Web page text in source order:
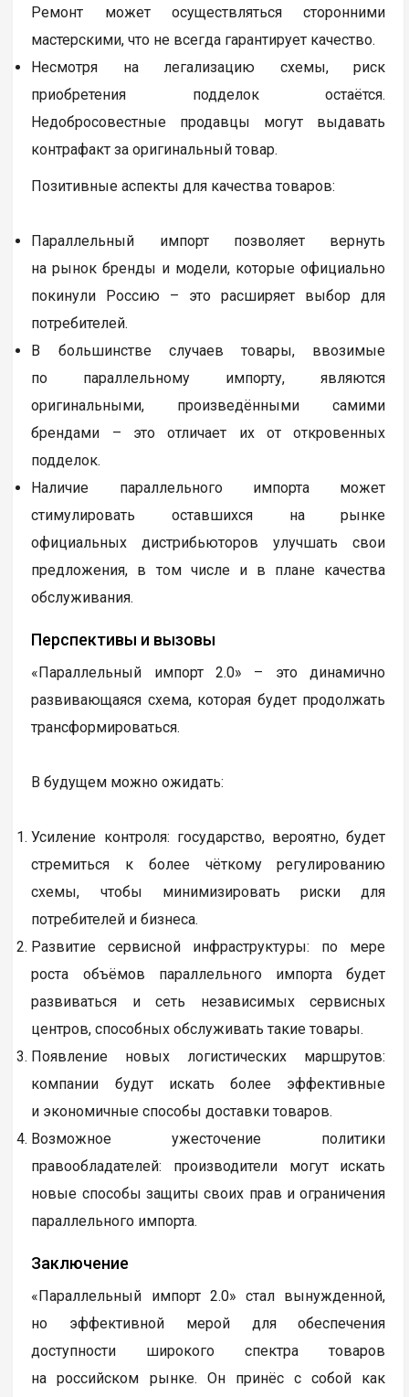
Ремонт может осуществляться сторонними
мастерскими, что не всегда гарантирует качество.
Несмотря на легализацию схемы, риск
приобретения подделок остаётся.
Недобросовестные продавцы могут выдавать
контрафакт за оригинальный товар.
Позитивные аспекты для качества товаров:
Параллельный импорт позволяет вернуть
на рынок бренды и модели, которые официально
покинули Россию – это расширяет выбор для
потребителей.
В большинстве случаев товары, ввозимые
по параллельному импорту, являются
оригинальными, произведёнными самими
брендами – это отличает их от откровенных
подделок.
Наличие параллельного импорта может
стимулировать оставшихся на рынке
официальных дистрибьюторов улучшать свои
предложения, в том числе и в плане качества
обслуживания.
Перспективы и вызовы
«Параллельный импорт 2.0» – это динамично
развивающаяся схема, которая будет продолжать
трансформироваться.
В будущем можно ожидать:
Усиление контроля: государство, вероятно, будет
стремиться к более чёткому регулированию
схемы, чтобы минимизировать риски для
потребителей и бизнеса.
Развитие сервисной инфраструктуры: по мере
роста объёмов параллельного импорта будет
развиваться и сеть независимых сервисных
центров, способных обслуживать такие товары.
Появление новых логистических маршрутов:
компании будут искать более эффективные
и экономичные способы доставки товаров.
Возможное ужесточение политики
правообладателей: производители могут искать
новые способы защиты своих прав и ограничения
параллельного импорта.
Заключение
«Параллельный импорт 2.0» стал вынужденной,
но эффективной мерой для обеспечения
доступности широкого спектра товаров
на российском рынке. Он принёс с собой как